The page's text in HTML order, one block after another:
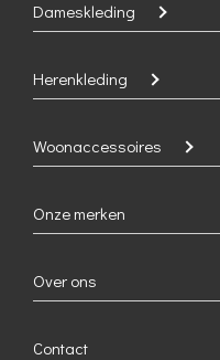
Dameskleding
Herenkleding
Woonaccessoires
Onze merken
Over ons
Contact